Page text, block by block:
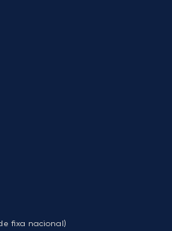
fixa nacional)